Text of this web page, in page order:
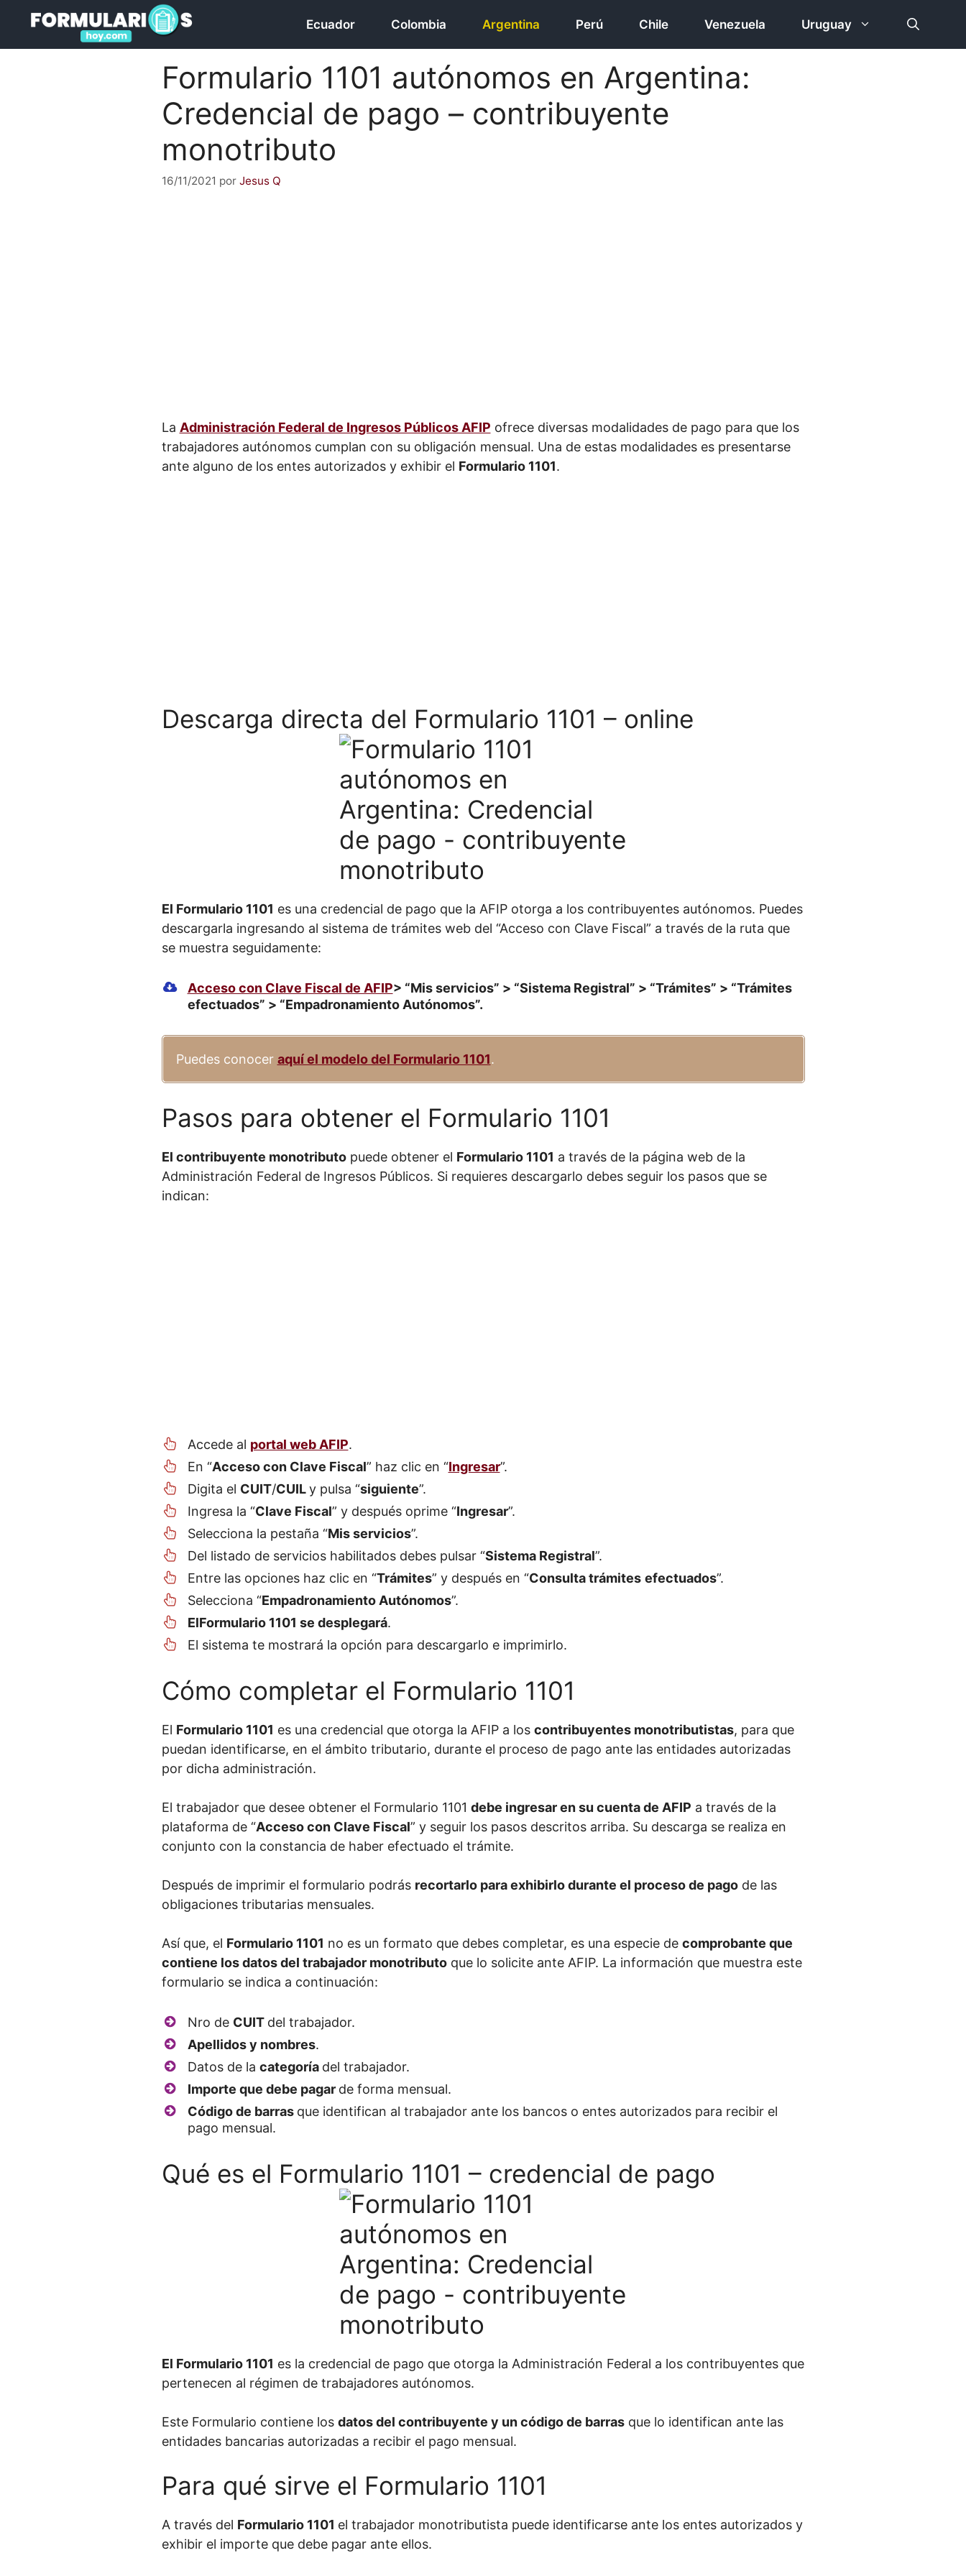
contenido
Ecuador Colombia Argentina Perú Chile Venezuela Uruguay
Formulario 1101 autónomos en Argentina:
Credencial de pago – contribuyente
monotributo
16/11/2021 por Jesus Q
La Administración Federal de Ingresos Públicos AFIP ofrece diversas modalidades de pago para que los
trabajadores autónomos cumplan con su obligación mensual. Una de estas modalidades es presentarse
ante alguno de los entes autorizados y exhibir el Formulario 1101.
Descarga directa del Formulario 1101 – online
El Formulario 1101 es una credencial de pago que la AFIP otorga a los contribuyentes autónomos. Puedes
descargarla ingresando al sistema de trámites web del “Acceso con Clave Fiscal” a través de la ruta que
se muestra seguidamente:
Acceso con Clave Fiscal de AFIP> “Mis servicios” > “Sistema Registral” > “Trámites” > “Trámites
efectuados” > “Empadronamiento Autónomos”.
Puedes conocer aquí el modelo del Formulario 1101.
Pasos para obtener el Formulario 1101
El contribuyente monotributopuede obtener el Formulario 1101 a través de la página web de la
Administración Federal de Ingresos Públicos. Si requieres descargarlo debes seguir los pasos que se
indican:
Accede al portal web AFIP.
En “Acceso con Clave Fiscal” haz clic en “Ingresar”.
Digita el CUIT/CUILy pulsa “siguiente”.
Ingresa la “Clave Fiscal” y después oprime “Ingresar”.
Selecciona la pestaña “Misservicios”.
Del listado de servicios habilitados debes pulsar “Sistema Registral”.
Entre las opciones haz clic en “Trámites” y después en “Consultatrámites efectuados”.
Selecciona “EmpadronamientoAutónomos”.
ElFormulario 1101 se desplegará.
El sistema te mostrará la opción para descargarlo e imprimirlo.
Cómo completar el Formulario 1101
El Formulario 1101 es una credencial que otorga la AFIP a los contribuyentes monotributistas, para que
puedan identificarse, en el ámbito tributario, durante el proceso de pago ante las entidades autorizadas
por dicha administración.
El trabajador que desee obtener el Formulario 1101 debe ingresar en su cuenta de AFIP a través de la
plataforma de “Acceso con Clave Fiscal” y seguir los pasos descritos arriba. Su descarga se realiza en
conjunto con la constancia de haber efectuado el trámite.
Después de imprimir el formulario podrás recortarlo para exhibirlo durante el proceso de pagode las
obligaciones tributarias mensuales.
Así que, el Formulario 1101 no es un formato que debes completar, es una especie de comprobante que
contiene los datos del trabajador monotributoque lo solicite ante AFIP. La información que muestra este
formulario se indica a continuación:
Nro de CUIT del trabajador.
Apellidos y nombres.
Datos de la categoría del trabajador.
Importe que debe pagar de forma mensual.
Código de barras que identifican al trabajador ante los bancos o entes autorizados para recibir el
pago mensual.
Qué es el Formulario 1101 – credencial de pago
El Formulario 1101 es la credencial de pago que otorga la Administración Federal a los contribuyentes que
pertenecen al régimen de trabajadores autónomos.
Este Formulario contiene los datos del contribuyente y un código de barrasque lo identifican ante las
entidades bancarias autorizadas a recibir el pago mensual.
Para qué sirve el Formulario 1101
A través del Formulario 1101 el trabajador monotributista puede identificarse ante los entes autorizados y
exhibir el importe que debe pagar ante ellos.